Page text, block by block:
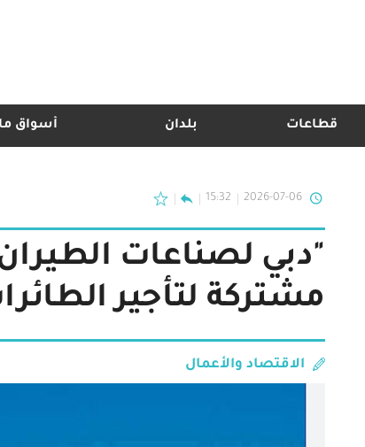
قطاعات بلدان أسواق
2026-07-06
15:32
"دبي لصناعات
مشتركة لتأجير
الاقتصاد والأعمال